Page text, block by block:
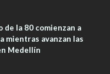
la 80 comienzan a
mientras avanzan las
Medellín